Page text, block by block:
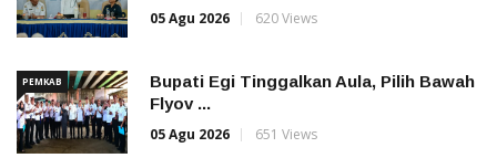
05 Agu 2026
620 Views
PEMKAB
Bupati Egi Tinggalkan Aula, Pilih Bawah
Flyov ...
05 Agu 2026
651 Views